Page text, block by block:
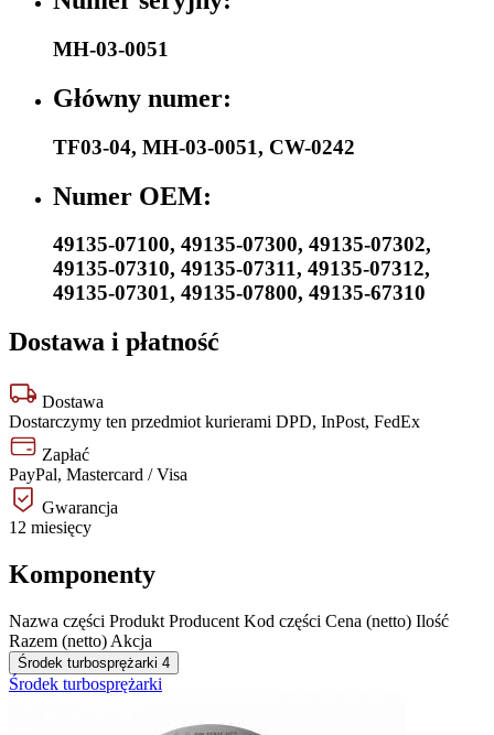
MH-03-0051
Główny numer:
TF03-04, MH-03-0051, CW-0242
Numer OEM:
49135-07100, 49135-07300, 49135-07302,
49135-07310, 49135-07311, 49135-07312,
49135-07301, 49135-07800, 49135-67310
Dostawa i płatność
Dostawa
Dostarczymy ten przedmiot kurierami DPD, InPost, FedEx
Zapłać
PayPal, Mastercard / Visa
Gwarancja
12 miesięcy
Komponenty
Nazwa części Produkt Producent Kod części Cena (netto) Ilość
Razem (netto) Akcja
Środek turbosprężarki 4
Środek turbosprężarki